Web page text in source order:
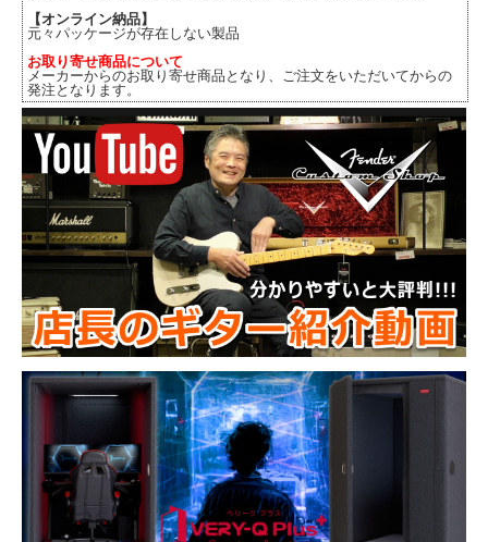
【オンライン納品】
元々パッケージが存在しない製品
お取り寄せ商品について
メーカーからのお取り寄せ商品となり、ご注文をいただいてからの
発注となります。